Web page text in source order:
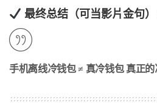
最终总结（可当影片金句）
手机离线冷钱包 ≠ 真冷钱包 真正